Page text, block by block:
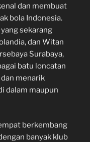
dan membuat
bola Indonesia.
sekarang
dan Witan
Surabaya,
batu loncatan
menarik
dalam maupun
berkembang
banyak klub